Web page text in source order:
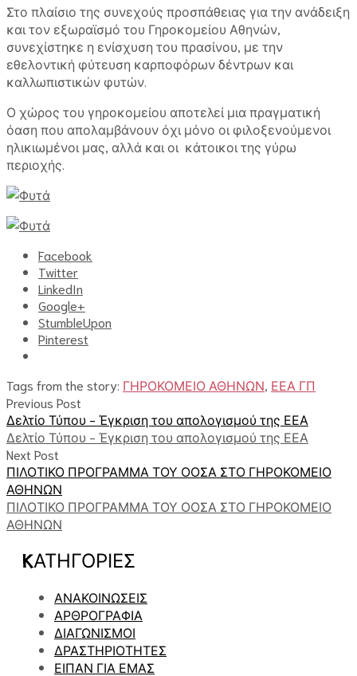
Στο πλαίσιο της συνεχούς προσπάθειας για την ανάδειξη
και τον εξωραϊσμό του Γηροκομείου Αθηνών,
συνεχίστηκε η ενίσχυση του πρασίνου, με την
εθελοντική φύτευση καρποφόρων δέντρων και
καλλωπιστικών φυτών.
Ο χώρος του γηροκομείου αποτελεί μια πραγματική
όαση που απολαμβάνουν όχι μόνο οι φιλοξενούμενοι
ηλικιωμένοι μας, αλλά και οι κάτοικοι της γύρω
περιοχής.
Facebook
Twitter
LinkedIn
Google+
StumbleUpon
Pinterest
Tags from the story: ΓΗΡΟΚΟΜΕΙΟ ΑΘΗΝΩΝ ΕΕΑ ΓΠ
Previous Post
Δελτίο Τύπου - Έγκριση του απολογισμού της ΕΕΑ
Δελτίο Τύπου - Έγκριση του απολογισμού της ΕΕΑ
Next Post
ΠΙΛΟΤΙΚΟ ΠΡΟΓΡΑΜΜΑ ΤΟΥ ΟΟΣΑ ΣΤΟ ΓΗΡΟΚΟΜΕΙΟ
ΑΘΗΝΩΝ
ΠΙΛΟΤΙΚΟ ΠΡΟΓΡΑΜΜΑ ΤΟΥ ΟΟΣΑ ΣΤΟ ΓΗΡΟΚΟΜΕΙΟ
ΑΘΗΝΩΝ
KΑΤΗΓΟΡΊΕΣ
ΑΝΑΚΟΙΝΩΣΕΙΣ
ΑΡΘΡΟΓΡΑΦΙΑ
ΔΙΑΓΩΝΙΣΜΟΙ
ΔΡΑΣΤΗΡΙΟΤΗΤΕΣ
ΕΙΠΑΝ ΓΙΑ ΕΜΑΣ